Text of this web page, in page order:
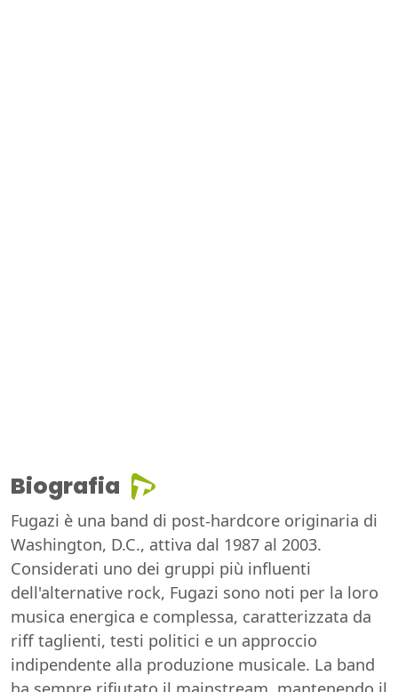
Biografia
Fugazi è una band di post-hardcore originaria di
Washington, D.C., attiva dal 1987 al 2003.
Considerati uno dei gruppi più influenti
dell'alternative rock, Fugazi sono noti per la loro
musica energica e complessa, caratterizzata da
riff taglienti, testi politici e un approccio
indipendente alla produzione musicale. La band